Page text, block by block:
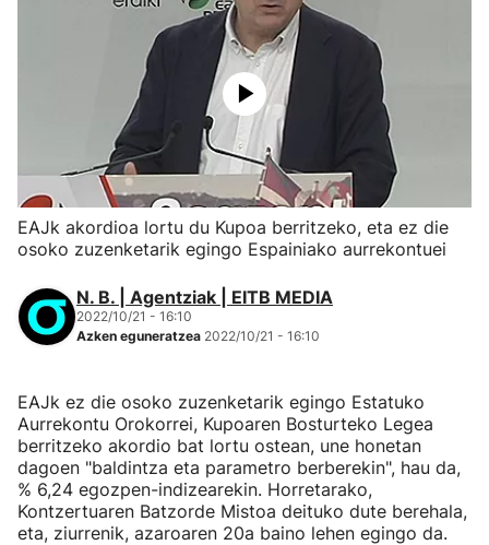
EAJk akordioa lortu du Kupoa berritzeko, eta ez die
osoko zuzenketarik egingo Espainiako aurrekontuei
N. B. | Agentziak | EITB MEDIA
2022/10/21 - 16:10
Azken eguneratzea 2022/10/21 - 16:10
EAJk ez die osoko zuzenketarik egingo Estatuko
Aurrekontu Orokorrei, Kupoaren Bosturteko Legea
berritzeko akordio bat lortu ostean, une honetan
dagoen "baldintza eta parametro berberekin", hau da,
% 6,24 egozpen-indizearekin. Horretarako,
Kontzertuaren Batzorde Mistoa deituko dute berehala,
eta, ziurrenik, azaroaren 20a baino lehen egingo da.